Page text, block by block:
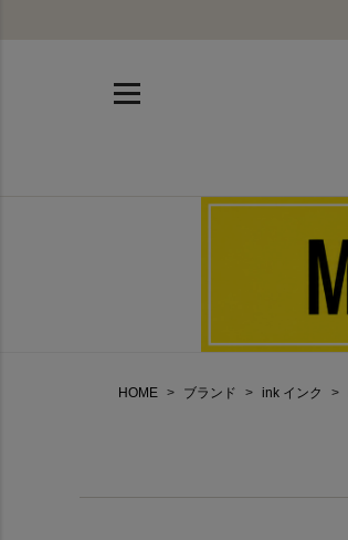
HOME ブランド ink インク